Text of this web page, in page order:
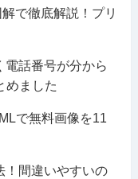
で徹底解説！プリ
話番号が分から
めました
で無料画像を11
！間違いやすいの